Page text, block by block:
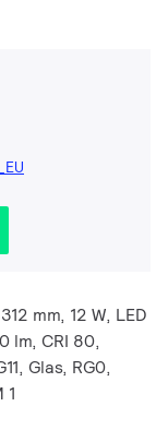
mm, 12 W, LED
lm, CRI 80,
Glas, RG0,
1